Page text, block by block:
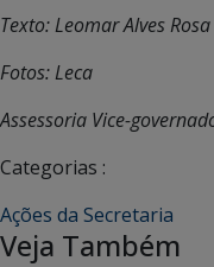
Texto: Leomar Alves Rosa
Fotos: Leca
Assessoria Vice-
Categorias :
Ações da Secretaria
Veja Também